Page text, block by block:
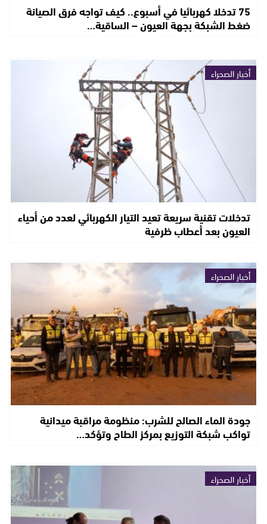
75 تدخلا كهربائيا في أسبوع.. كيف تواجه فرق الصيانة
ضغط الشبكة بجهة العيون – الساقية…
أخبار الصحراء
تدخلات تقنية سريعة تعيد التيار الكهربائي لعدد من أحياء
العيون بعد أعطاب ظرفية
أخبار الصحراء
جودة الماء الصالح للشرب: منظومة مراقبة ميدانية
تواكب شبكة التوزيع بمركز الطاح وتؤكد…
أخبار الصحراء